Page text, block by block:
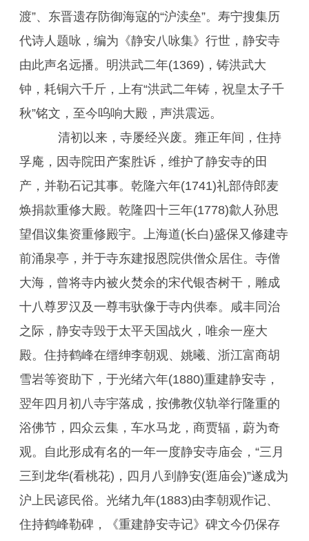
渡”、东晋遗存防御海寇的“沪渎垒”。寿宁搜集历
代诗人题咏，编为《静安八咏集》行世，静安寺
由此声名远播。明洪武二年(1369)，铸洪武大
钟，耗铜六千斤，上有“洪武二年铸，祝皇太子千
秋”铭文，至今呜响大殿，声洪震远。
清初以来，寺屡经兴废。雍正年间，住持
孚庵，因寺院田产案胜诉，维护了静安寺的田
产，并勒石记其事。乾隆六年(1741)礼部侍郎麦
焕捐款重修大殿。乾隆四十三年(1778)歙人孙思
望倡议集资重修殿宇。上海道(长白)盛保又修建寺
前涌泉亭，并于寺东建报恩院供僧众居住。寺僧
大海，曾将寺内被火焚余的宋代银杏树干，雕成
十八尊罗汉及一尊韦驮像于寺内供奉。咸丰同治
之际，静安寺毁于太平天国战火，唯余一座大
殿。住持鹤峰在缙绅李朝观、姚曦、浙江富商胡
雪岩等资助下，于光绪六年(1880)重建静安寺，
翌年四月初八寺宇落成，按佛教仪轨举行隆重的
浴佛节，四众云集，车水马龙，商贾辐，蔚为奇
观。自此形成有名的一年一度静安寺庙会，“三月
三到龙华(看桃花)，四月八到静安(逛庙会)”遂成为
沪上民谚民俗。光绪九年(1883)由李朝观作记、
住持鹤峰勒碑，《重建静安寺记》碑文今仍保存